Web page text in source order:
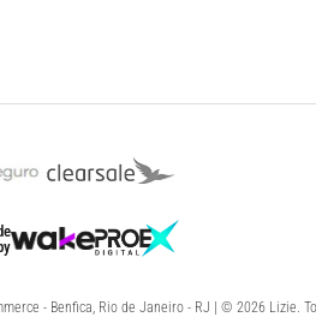
- Benfica, Rio de Janeiro - RJ | © 2026 Lizie.